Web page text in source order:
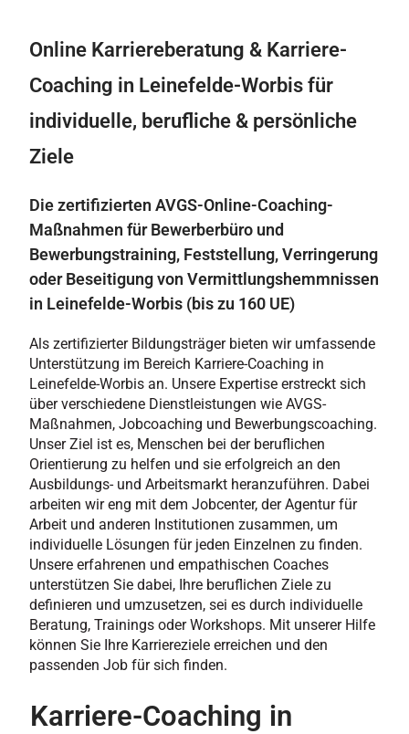
Online Karriereberatung & Karriere-
Coaching in Leinefelde-Worbis für
individuelle, berufliche & persönliche
Ziele
Die zertifizierten AVGS-Online-Coaching-
Maßnahmen für Bewerberbüro und
Bewerbungstraining, Feststellung, Verringerung
oder Beseitigung von Vermittlungshemmnissen
in Leinefelde-Worbis (bis zu 160 UE)
Als zertifizierter Bildungsträger bieten wir umfassende
Unterstützung im Bereich Karriere-Coaching in
Leinefelde-Worbis an. Unsere Expertise erstreckt sich
über verschiedene Dienstleistungen wie AVGS-
Maßnahmen, Jobcoaching und Bewerbungscoaching.
Unser Ziel ist es, Menschen bei der beruflichen
Orientierung zu helfen und sie erfolgreich an den
Ausbildungs- und Arbeitsmarkt heranzuführen. Dabei
arbeiten wir eng mit dem Jobcenter, der Agentur für
Arbeit und anderen Institutionen zusammen, um
individuelle Lösungen für jeden Einzelnen zu finden.
Unsere erfahrenen und empathischen Coaches
unterstützen Sie dabei, Ihre beruflichen Ziele zu
definieren und umzusetzen, sei es durch individuelle
Beratung, Trainings oder Workshops. Mit unserer Hilfe
können Sie Ihre Karriereziele erreichen und den
passenden Job für sich finden.
Karriere-Coaching in